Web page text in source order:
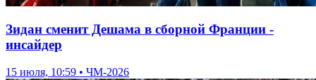
Зидан сменит Дешама в сборной Франции -
инсайдер
15 июля, 10:59 • ЧМ-2026